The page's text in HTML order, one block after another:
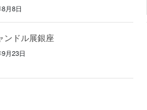
月8日
ンドル展銀座
月23日